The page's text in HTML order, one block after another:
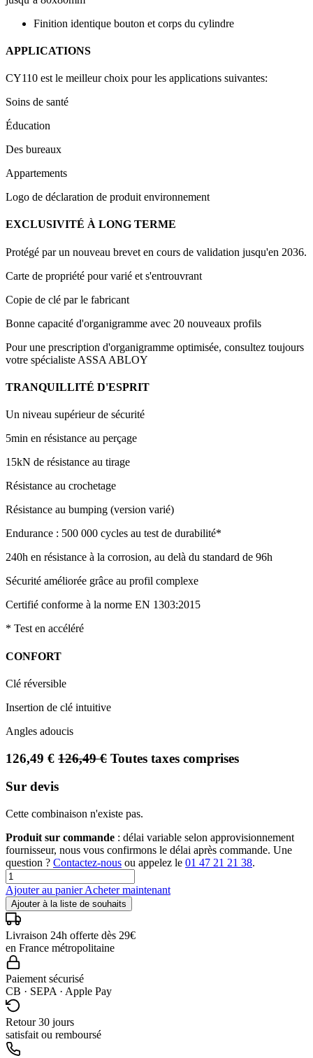
Finition identique bouton et corps du cylindre
APPLICATIONS
CY110 est le meilleur choix pour les applications suivantes:
Soins de santé
Éducation
Des bureaux
Appartements
Logo de déclaration de produit environnement
EXCLUSIVITÉ À LONG TERME
Protégé par un nouveau brevet en cours de validation jusqu'en 2036.
Carte de propriété pour varié et s'entrouvrant
Copie de clé par le fabricant
Bonne capacité d'organigramme avec 20 nouveaux profils
Pour une prescription d'organigramme optimisée, consultez toujours
votre spécialiste ASSA ABLOY
TRANQUILLITÉ D'ESPRIT
Un niveau supérieur de sécurité
5min en résistance au perçage
15kN de résistance au tirage
Résistance au crochetage
Résistance au bumping (version varié)
Endurance : 500 000 cycles au test de durabilité*
240h en résistance à la corrosion, au delà du standard de 96h
Sécurité améliorée grâce au profil complexe
Certifié conforme à la norme EN 1303:2015
* Test en accéléré
CONFORT
Clé réversible
Insertion de clé intuitive
Angles adoucis
126,49 € 126,49€ Toutes taxes comprises
Sur devis
Cette combinaison n'existe pas.
Produit sur commande : délai variable selon approvisionnement
fournisseur, nous vous confirmons le délai après commande. Une
question ? Contactez-nous ou appelez le 01 47 21 21 38.
Ajouter au panierAcheter maintenant
Ajouter à la liste de souhaits
Livraison 24h offerte dès 29€
en France métropolitaine
Paiement sécurisé
CB · SEPA · Apple Pay
Retour 30 jours
satisfait ou remboursé